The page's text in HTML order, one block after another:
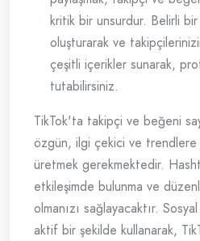
kritik bir unsurdur. Belirli bir
oluşturarak ve
çeşitli içerikler sunarak,
tutabilirsiniz.
TikTok'ta takipçi ve beğeni
özgün, ilgi çekici ve trendlere
üretmek gerekmektedir.
etkileşimde bulunma ve
olmanızı sağlayacaktır.
aktif bir şekilde kullanarak,